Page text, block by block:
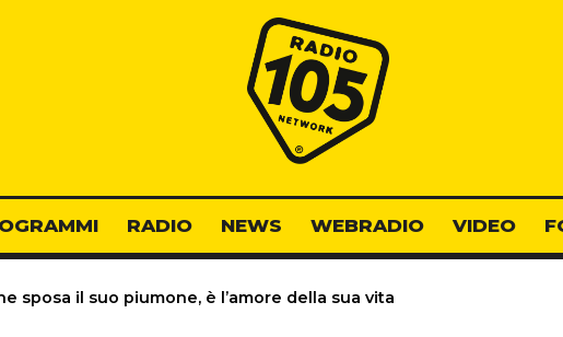
Radio 105
RADIO NEWS WEBRADIO VIDEO
sposa il suo piumone, è l’amore della sua vita